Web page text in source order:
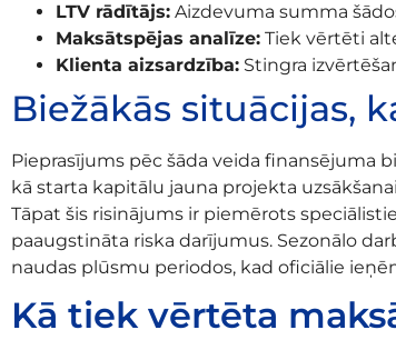
LTV rādītājs: Aizdevuma summa
Maksātspējas analīze: Tiek vērtēti
Klienta aizsardzība: Stingra
Biežākās situācijas,
Pieprasījums pēc šāda veida finansējuma
kā starta kapitālu jauna projekta
Tāpat šis risinājums ir piemērots
paaugstināta riska darījumus. Sezonālo
naudas plūsmu periodos, kad oficiālie
Kā tiek vērtēta